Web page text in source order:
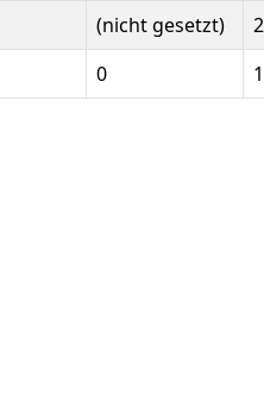
(nicht gesetzt)
2
0 1